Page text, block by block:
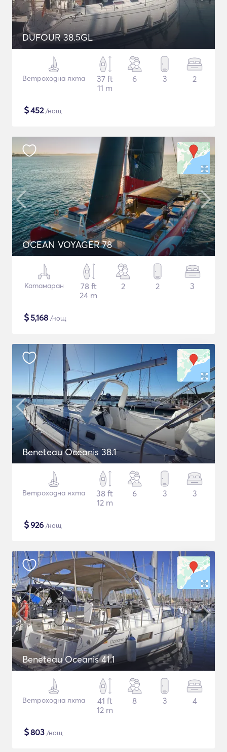
DUFOUR 38.5GL
Ветроходна яхта
37 ft
11 m
6 3 2
$452/нощ
OCEAN VOYAGER 78
Катамаран
78 ft
24 m
2 2 3
$5,168 /нощ
Beneteau Oceanis 38.1
Ветроходна яхта
38 ft
12 m
6 3 3
$926 /нощ
Beneteau Oceanis 41.1
Ветроходна яхта
41 ft
12 m
8 3 4
$803 /нощ